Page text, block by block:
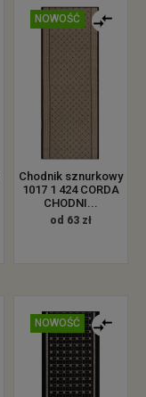
NOWOŚĆ
Chodnik sznurkowy
1017 1 424 CORDA
CHODNI...
od 63 zł
NOWOŚĆ